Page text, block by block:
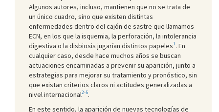
Algunos autores, incluso, mantienen que no se trata de
un único cuadro, sino que existen distintas
enfermedades dentro del cajón de sastre que llamamos
ECN, en los que la isquemia, la perforación, la intolerancia
digestiva o la disbiosis jugarían distintos papeles1. En
cualquier caso, desde hace muchos años se buscan
actuaciones encaminadas a prevenir su aparición, junto a
estrategias para mejorar su tratamiento y pronóstico, sin
que existan criterios claros ni actitudes generalizadas a
nivel internacional2-5.
En este sentido, la aparición de nuevas tecnologías de